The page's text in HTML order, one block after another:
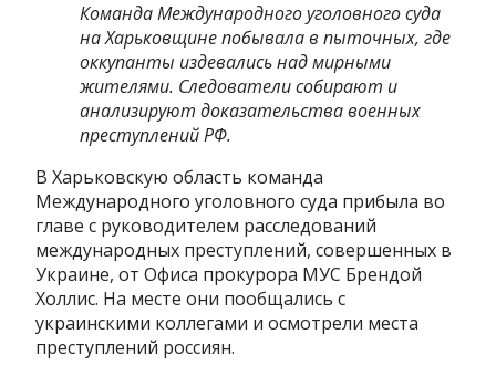
Команда Международного уголовного суда
на Харьковщине побывала в пыточных, где
оккупанты издевались над мирными
жителями. Следователи собирают и
анализируют доказательства военных
преступлений РФ.
В Харьковскую область команда
Международного уголовного суда прибыла во
главе с руководителем расследований
международных преступлений, совершенных в
Украине, от Офиса прокурора МУС Брендой
Холлис. На месте они пообщались с
украинскими коллегами и осмотрели места
преступлений россиян.